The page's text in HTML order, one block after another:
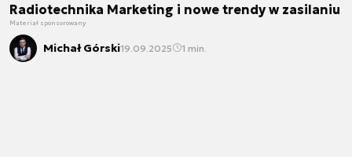
Radiotechnika Marketing i nowe trendy w zasilaniu
Materiał sponsorowany
Michał Górski19.09.2025 1 min.